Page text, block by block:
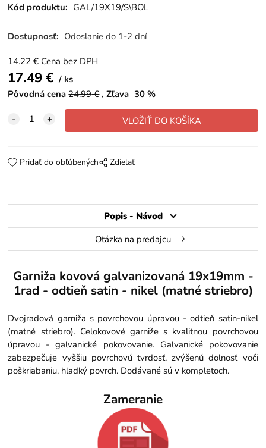
Kód produktu: GAL/19X19/S\BOL
Dostupnosť: Odoslanie do 1-2 dní
14.22 € Cena bez DPH
17.49€
ks
Pôvodná cena 24.99€ Zľava 30 %
Pridať do obľúbených Zdielať
Popis - Návod
Otázka na predajcu
Garniža kovová galvanizovaná 19x19mm -
1rad - odtieň satin - nikel (matné striebro)
Dvojradová garniža s povrchovou úpravou - odtieň satin-nikel
(matné striebro). Celokovové garniže s kvalitnou povrchovou
úpravou - galvanické pokovovanie. Galvanické pokovovanie
zabezpečuje vyššiu povrchovú tvrdosť, zvýšenú dolnosť voči
poškriabaniu, hladký povrch. Dodávané sú v kompletoch.
Zameranie